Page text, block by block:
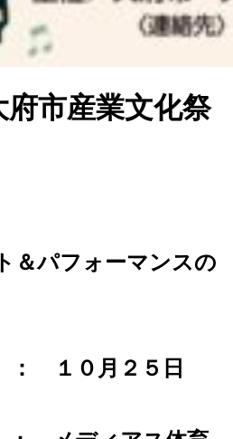
府市産業文化祭
＆パフォーマンスの
０月２５日